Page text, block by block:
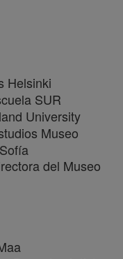
Helsinki
SUR
University
Museo
del Museo